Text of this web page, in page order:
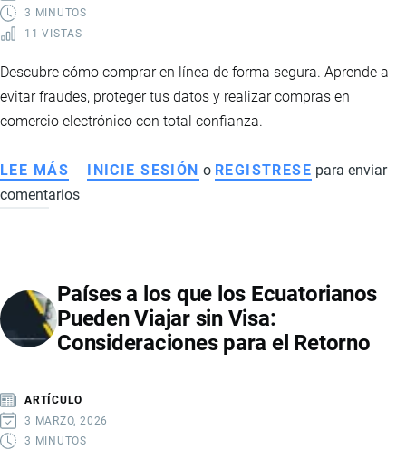
3 MINUTOS
11 VISTAS
Descubre cómo comprar en línea de forma segura. Aprende a
evitar fraudes, proteger tus datos y realizar compras en
comercio electrónico con total confianza.
LEE MÁS SOBRE
CONSEJOS
INTERNET
DE
FORMA
EVITAR
FRAUDES
INICIE SESIÓN o REGISTRESE para enviar
comentarios
Países a los que los Ecuatorianos
Pueden Viajar sin Visa:
Consideraciones para el Retorno
ARTÍCULO
3 MARZO, 2026
3 MINUTOS